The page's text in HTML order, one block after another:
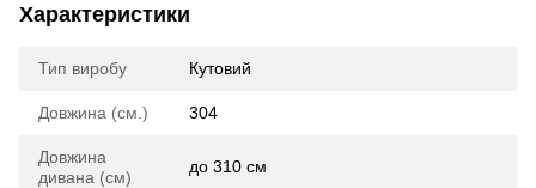
Характеристики
Тип виробу Кутовий
Довжина (см.) 304
Довжина
дивана (см)
до 310 см